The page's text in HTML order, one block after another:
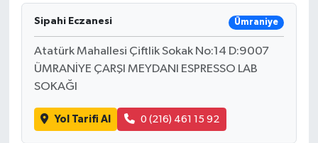
Sipahi Eczanesi Ümraniye
Atatürk Mahallesi Çiftlik Sokak No:14 D:9007
ÜMRANİYE ÇARŞI MEYDANI ESPRESSO LAB
SOKAĞI
Yol Tarifi Al 0 (216) 461 15 92